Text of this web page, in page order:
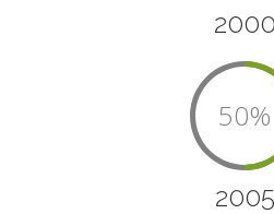
2000
50%
2005